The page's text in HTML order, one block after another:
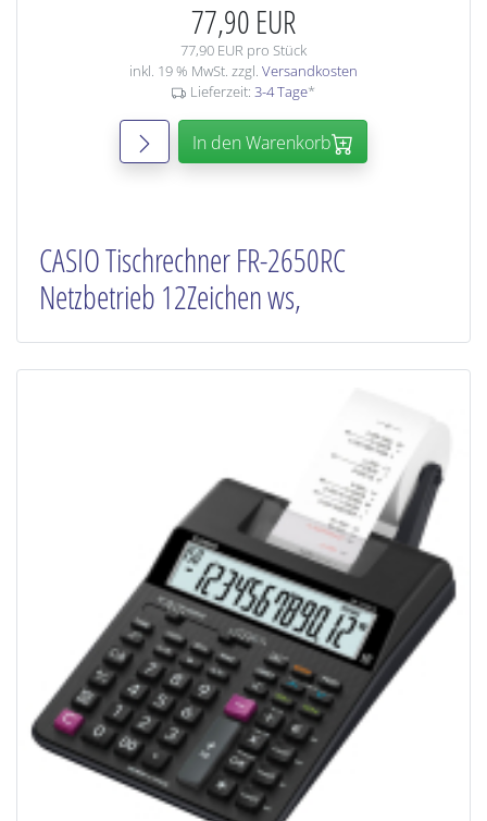
77,90 EUR
77,90 EUR pro Stück
inkl. 19 % MwSt. zzgl. Versandkosten
Lieferzeit: 3-4 Tage*
In den Warenkorb
CASIO Tischrechner FR-2650RC
Netzbetrieb 12Zeichen ws,